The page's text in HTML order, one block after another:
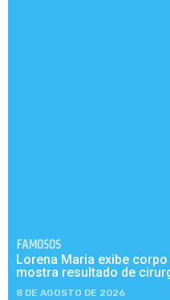
FAMOSOS
Lorena Maria exibe
mostra resultado de
8 DE AGOSTO DE 2026